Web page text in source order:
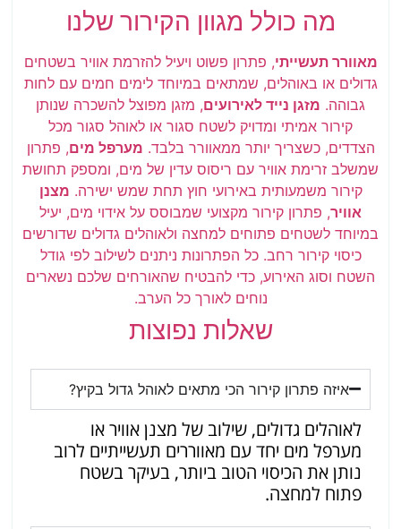
מה כולל מגוון הקירור שלנו
מאוורר תעשייתי, פתרון פשוט ויעיל להזרמת אוויר בשטחים
גדולים או באוהלים, שמתאים במיוחד לימים חמים עם לחות
גבוהה. מזגן נייד לאירועים, מזגן מפוצל להשכרה שנותן
קירור אמיתי ומדויק לשטח סגור או לאוהל סגור מכל
הצדדים, כשצריך יותר ממאוורר בלבד. מערפל מים, פתרון
שמשלב זרימת אוויר עם ריסוס עדין של מים, ומספק תחושת
קירור משמעותית באירועי חוץ תחת שמש ישירה. מצנן
אוויר, פתרון קירור מקצועי שמבוסס על אידוי מים, יעיל
במיוחד לשטחים פתוחים למחצה ולאוהלים גדולים שדורשים
כיסוי קירור רחב. כל הפתרונות ניתנים לשילוב לפי גודל
השטח וסוג האירוע, כדי להבטיח שהאורחים שלכם נשארים
נוחים לאורך כל הערב.
שאלות נפוצות
איזה פתרון קירור הכי מתאים לאוהל גדול בקיץ?
לאוהלים גדולים, שילוב של מצנן אוויר או
מערפל מים יחד עם מאווררים תעשייתיים לרוב
נותן את הכיסוי הטוב ביותר, בעיקר בשטח
פתוח למחצה.